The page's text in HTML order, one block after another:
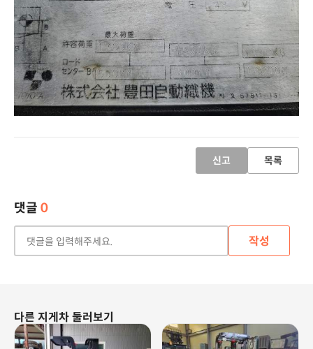
신고 목록
댓글 0
작성
다른 지게차 둘러보기